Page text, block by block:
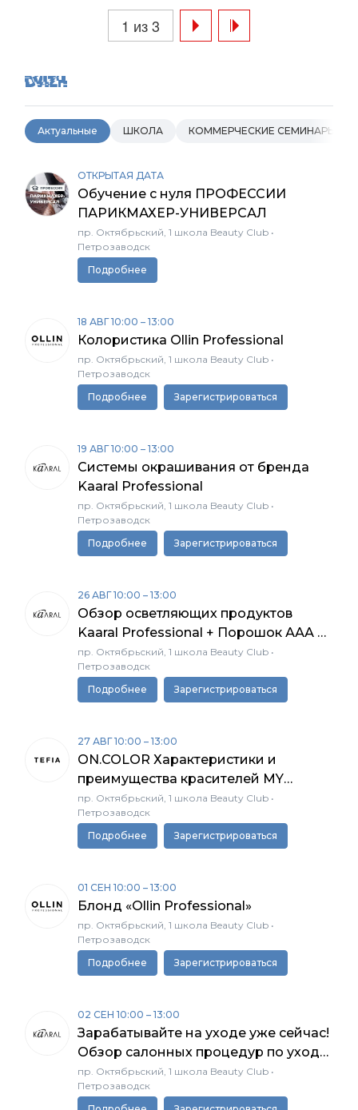
1 из 3